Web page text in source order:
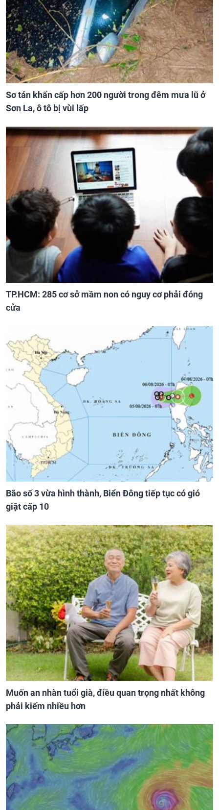
Sơ tán khẩn cấp hơn 200 người trong đêm mưa lũ ở
Sơn La, ô tô bị vùi lấp
TP.HCM: 285 cơ sở mầm non có nguy cơ phải đóng
cửa
Bão số 3 vừa hình thành, Biển Đông tiếp tục có gió
giật cấp 10
Muốn an nhàn tuổi già, điều quan trọng nhất không
phải kiếm nhiều hơn